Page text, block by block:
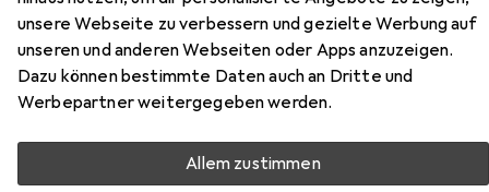
unsere Webseite zu verbessern und gezielte Werbung auf
unseren und anderen Webseiten oder Apps anzuzeigen.
Dazu können bestimmte Daten auch an Dritte und
Werbepartner weitergegeben werden.
Allem zustimmen
Ø 80 mm, Hickorystiel,
Austauschbare Polyamid-Köpfe
Rückschlagfreier Schonhammer, Ø 80 mm, Hickorystiel,
Austauschbare Polyamid-Köpfe aus der Kategorie